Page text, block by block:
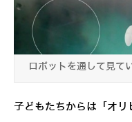
ロボットを通して見て
子どもたちからは「オリ